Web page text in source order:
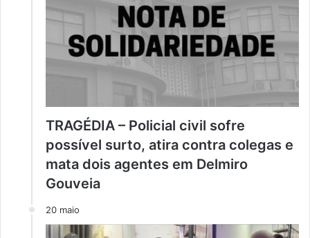
TRAGÉDIA – Policial civil sofre
possível surto, atira contra colegas e
mata dois agentes em Delmiro
Gouveia
20 maio